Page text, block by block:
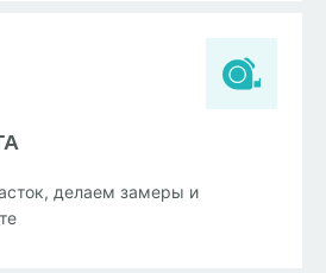
делаем замеры и